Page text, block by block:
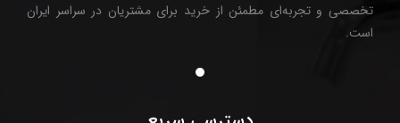
تخصصی و تجربه‌ای مطمئن از خرید برای مشتریان در سراسر ایران
است.